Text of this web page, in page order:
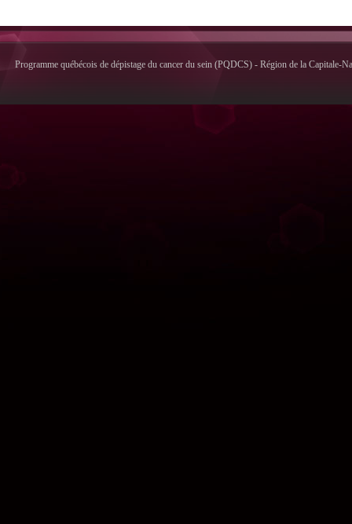
Programme québécois de dépistage du cancer du sein (PQDCS) - Région de la Capitale-